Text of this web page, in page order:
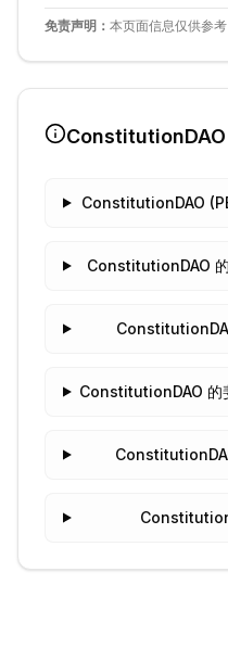
免责声明： 本页面信息仅供参考
ConstitutionDAO
ConstitutionDAO
ConstitutionDAO
ConstitutionDAO 的